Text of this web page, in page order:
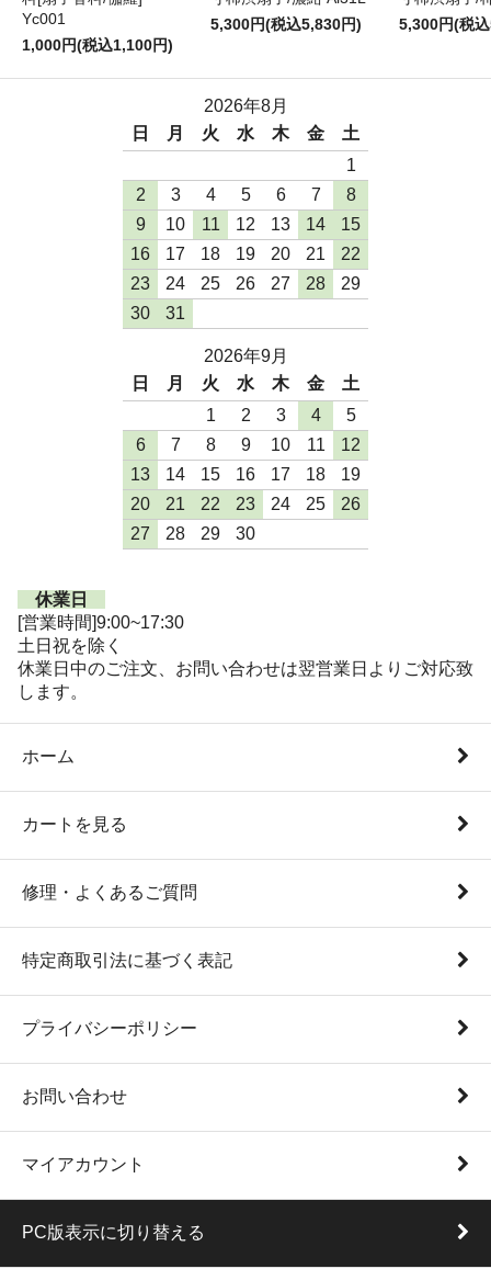
Yc001
1,000円(税込1,100円)
5,300円(税込5,830円)
5,300円(税
2026年8月
日
月 火 水 木 金
土
1
2
3 4 5 6 7
8
9
10 11 12 13 14
15
16
17 18 19 20 21
22
23
24 25 26 27 28
29
30
31
2026年9月
日
月 火 水 木 金
土
1
2 3 4
5
6
7 8 9 10 11
12
13
14 15 16 17 18
19
20
21 22 23 24 25
26
27
28 29 30
休業日
[営業時間]9:00~17:30
土日祝を除く
休業日中のご注文、お問い合わせは翌営業日よりご対応致
します。
ホーム
カートを見る
修理・よくあるご質問
特定商取引法に基づく表記
プライバシーポリシー
お問い合わせ
マイアカウント
PC版表示に切り替える